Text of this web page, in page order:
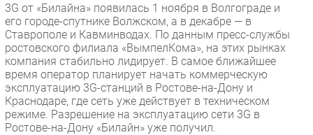
3G от «Билайна» появилась 1 ноября в Волгограде и
его городе-спутнике Волжском, а в декабре — в
Ставрополе и Кавминводах. По данным пресс-службы
ростовского филиала «ВымпелКома», на этих рынках
компания стабильно лидирует. В самое ближайшее
время оператор планирует начать коммерческую
эксплуатацию 3G-станций в Ростове-на-Дону и
Краснодаре, где сеть уже действует в техническом
режиме. Разрешение на эксплуатацию сети 3G в
Ростове-на-Дону «Билайн» уже получил.